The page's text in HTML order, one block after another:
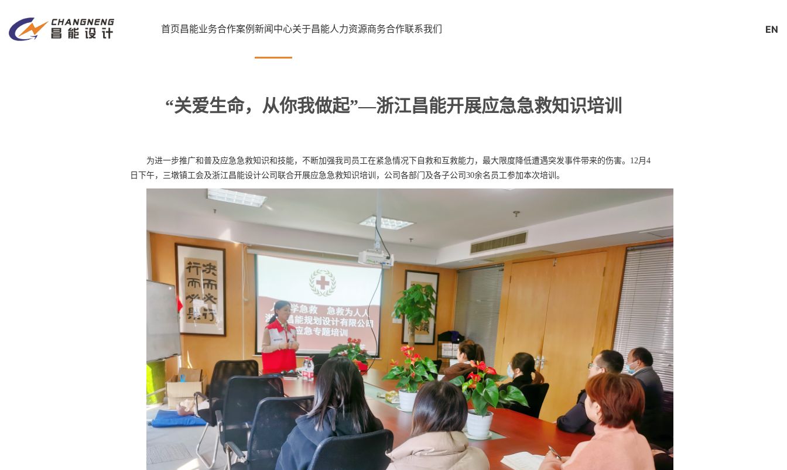
首页昌能业务合作案例新闻中心关于昌能人力资源商务合作联系我们 EN
“关爱生命，从你我做起”—浙江昌能开展应急急救知识培训
为进一步推广和普及应急急救知识和技能，不断加强我司员工在紧急情况下自救和互救能力，最大限度降低遭遇突发事件带来的伤害。12月4
日下午，三墩镇工会及浙江昌能设计公司联合开展应急急救知识培训，公司各部门及各子公司30余名员工参加本次培训。